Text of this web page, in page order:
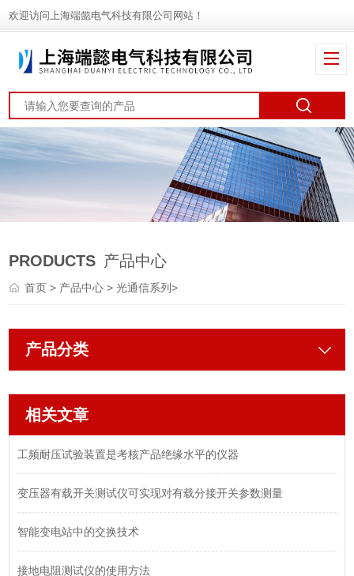
欢迎访问上海端懿电气科技有限公司网站！
PRODUCTS 产品中心
首页> 产品中心>光通信系列>
产品分类
相关文章
工频耐压试验装置是考核产品绝缘水平的仪器
变压器有载开关测试仪可实现对有载分接开关参数测量
智能变电站中的交换技术
接地电阻测试仪的使用方法